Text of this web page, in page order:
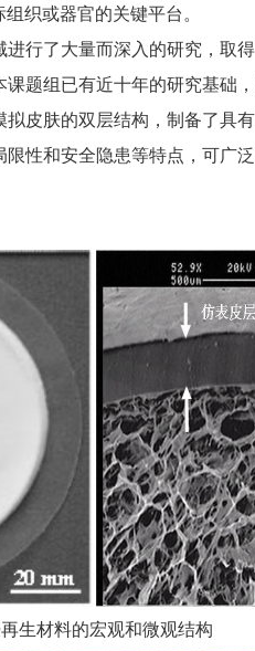
织或器官的关键平台。
了大量而深入的研究，取
题组已有近十年的研究基础
皮肤的双层结构，制备了具
性和安全隐患等特点，可广
生材料的宏观和微观结构